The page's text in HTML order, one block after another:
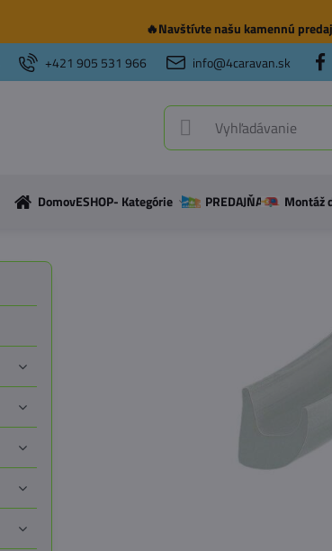
🔥Navštívte našu kamennú
+421 905 531 966 info@4caravan.sk
DomovESHOP- Kategórie PREDAJŇA Montáž